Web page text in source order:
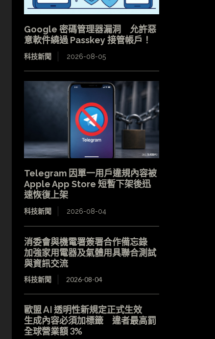
Google 密碼管理器漏洞 允許惡
意軟件繞過 Passkey 接管帳戶！
科技新聞 2026-08-05
Telegram 因單一用戶違規內容被
Apple App Store 短暫下架後迅
速恢復上架
科技新聞 2026-08-04
消委會與機電署簽署合作備忘錄
加強家用電器及氣體用具聯合測試
與資訊交流
科技新聞 2026-08-04
歐盟 AI 透明性新規定正式生效
生成內容必須加標籤 違者最高罰
全球營業額 3%